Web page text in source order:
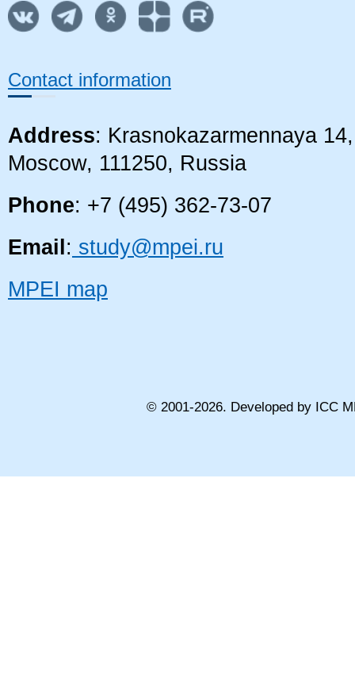
Contact information
Address: Krasnokazarmennaya
Moscow, 111250, Russia
Phone: +7 (495) 362-73-07
Email : study@mpei.ru
MPEI map
© 2001-2026. Developed by ICC